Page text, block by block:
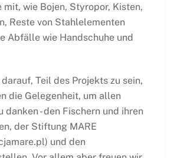
mit, wie Bojen, Styropor, Kisten,
Reste von Stahlelementen
Abfälle wie Handschuhe und
Teil des Projekts zu sein,
die Gelegenheit, um allen
danken - den Fischern und ihren
der Stiftung MARE
und den